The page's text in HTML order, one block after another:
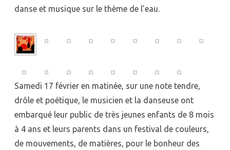
le
jeunes
enfants
…
danse et musique sur le thème de l’eau.
Samedi 17 février en matinée, sur une note tendre,
drôle et poétique, le musicien et la danseuse ont
embarqué leur public de très jeunes enfants de 8 mois
à 4 ans et leurs parents dans un festival de couleurs,
de mouvements, de matières, pour le bonheur des